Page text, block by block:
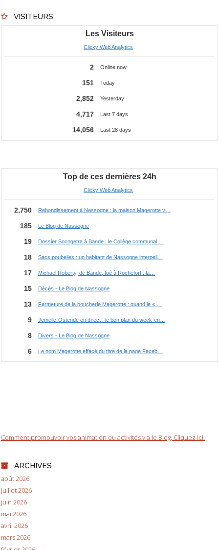
VISITEURS
Comment promouvoir vos animation ou activités via le Blog. Cliquez ici.
ARCHIVES
août 2026
juillet 2026
juin 2026
mai 2026
avril 2026
mars 2026